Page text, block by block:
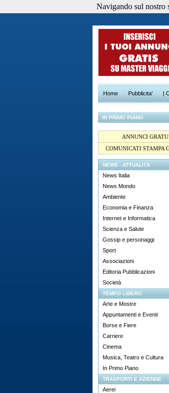
Home Pubblicita' |
IN PRIMO PIANO
ANNUNCI
COMUNICATI STAMPA
NEWS - ATTUALITÀ
News Italia
News Mondo
Ambiente
Economia e Finanza
Internet e Informatica
Scienza e Salute
Gossip e personaggi
Sport
Associazioni
Editoria Pubblicazioni
Società
TEMPO LIBERO
Arte e Mostre
Appuntamenti e Eventi
Borse e Fiere
Carriere
Cinema
Musica, Teatro e Cultura
In Primo Piano
TRASPORTI E AZIENDE
Aerei
Navigando sul nostro